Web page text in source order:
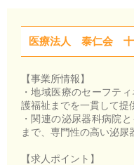
医療法人 泰仁会 十
【事業所情報】
・地域医療のセーフテ
護福祉までを一貫して提
・関連の泌尿器科病院
まで、専門性の高い泌尿
【求人ポイント】